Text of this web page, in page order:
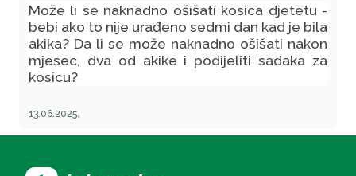
Može li se naknadno ošišati kosica djetetu -
bebi ako to nije urađeno sedmi dan kad je bila
akika? Da li se može naknadno ošišati nakon
mjesec, dva od akike i podijeliti sadaka za
kosicu?
13.06.2025.